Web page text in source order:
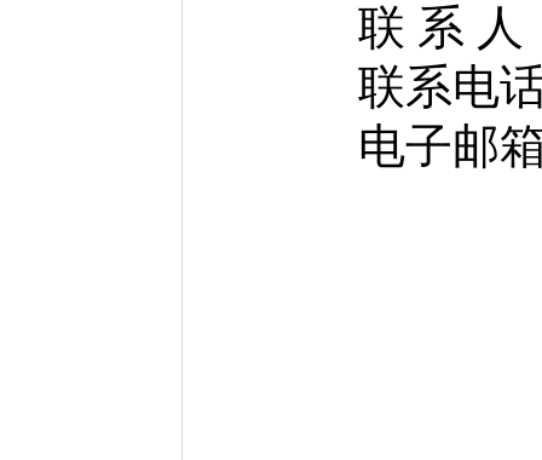
联 系 人：
联系电话
电子邮箱